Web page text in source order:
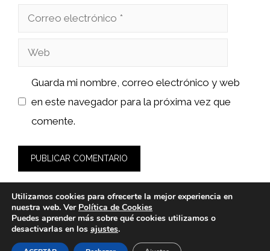
Correo
Web
Guarda mi nombre, correo electrónico y web
en este navegador para la próxima vez que
comente.
© 2026 wasabidelnorte.es -
Utilizamos cookies para ofrecerte la mejor experiencia en
nuestra web. Ver Política de Cookies
Puedes aprender más sobre qué cookies utilizamos o
desactivarlas en los ajustes.